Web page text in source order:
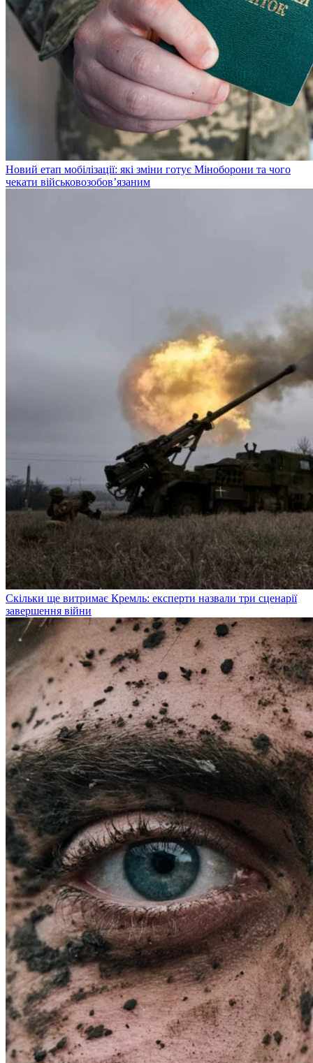
Новий етап мобілізації: які зміни готує Міноборони та чого
чекати військовозобов’язаним
Скільки ще витримає Кремль: експерти назвали три сценарії
завершення війни